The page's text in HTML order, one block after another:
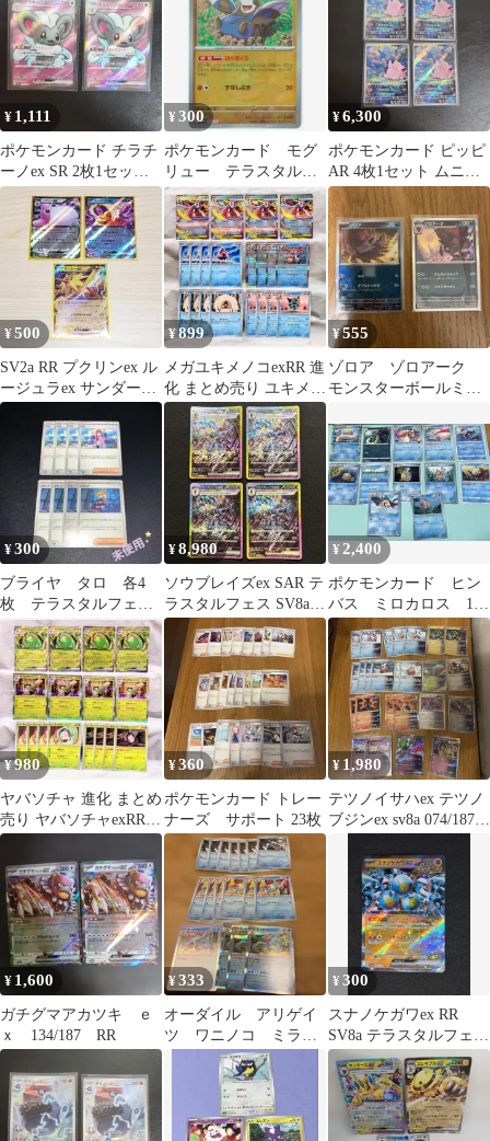
¥ 1,111
ポケモンカード チラチ
ーノex SR 2枚1セット
ニンジャスピナー
¥300
ポケモンカード モグ
リュー テラスタルフ
ェスex モンスターボ
ールミラー
¥6,300
ポケモンカード ピッピ
AR 4枚1セット ムニキ
スゼロ
¥500
SV2a RR プクリンex ル
ージュラex サンダーex
151 ポケカ
¥899
メガユキメノコexRR 進
化 まとめ売り ユキメノ
コR ユキワラシ オニゴ
ーリ
¥555
ゾロア ゾロアーク
モンスターボールミラ
カードゲーム ポケカ
¥300
ブライヤ タロ 各4
枚 テラスタルフェス
ex ポケモンカード
¥8,980
ソウブレイズex SAR テ
ラスタルフェス SV8a
203/187 4枚セット
¥ 2,400
ポケモンカード ヒン
バス ミロカロス 12
枚 進化ライン ポケ
カ
¥980
ヤバソチャ 進化 まとめ
売り ヤバソチャexRR
チャデス他 未使用
匿名発送
¥360
ポケモンカード トレー
ナーズ サポート 23枚
¥1,980
テツノイサハex テツノ
ブジンex sv8a 074/187
¥ 1,600
ガチグマアカツキ ｅ
ｘ 134/187 RR
¥333
オーダイル アリゲイ
ツ ワニノコ ミラ
ー R sv5K sv8a ポケカ
¥300
スナノケガワex RR
SV8a テラスタルフェス
ex 088/187